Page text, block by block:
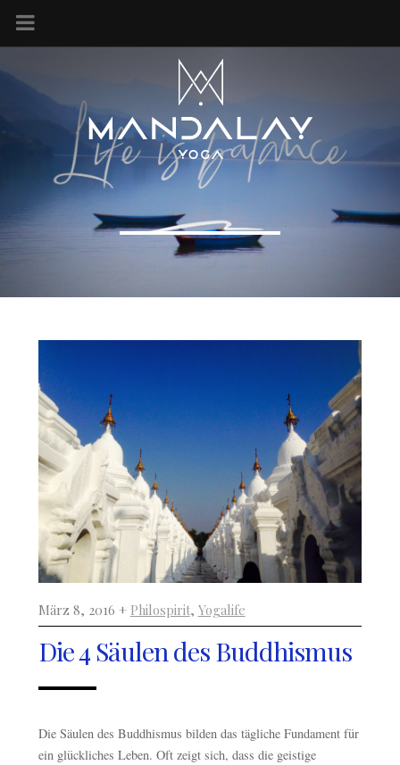
März 8, 2016 + Philospirit, Yogalife
Die 4 Säulen des Buddhismus
Die Säulen des Buddhismus bilden das tägliche Fundament für
ein glückliches Leben. Oft zeigt sich, dass die geistige